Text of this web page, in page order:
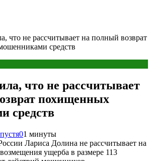
что не рассчитывает на полный возврат
средств
что не рассчитывает
похищенных
средств
01 минуты
Лариса Долина не рассчитывает на
ущерба в размере 113